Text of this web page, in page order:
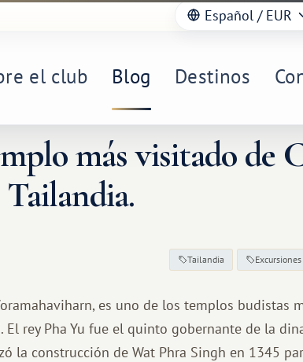
Español / EUR
el club Blog Destinos
más visitado de
Tailandia.
Tailandia
es uno de los templos budistas
El rey Pha Yu fue el quinto gobernante de la
la construcción de Wat Phra Singh en 1345